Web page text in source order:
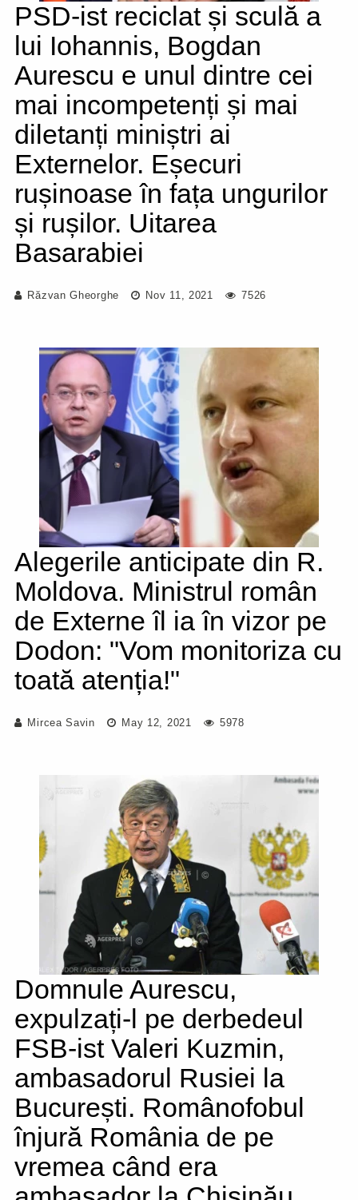
PSD-ist reciclat și sculă a
lui Iohannis, Bogdan
Aurescu e unul dintre cei
mai incompetenți și mai
diletanți miniștri ai
Externelor. Eșecuri
rușinoase în fața ungurilor
și rușilor. Uitarea
Basarabiei
Răzvan Gheorghe Nov 11, 2021 7526
Alegerile anticipate din R.
Moldova. Ministrul român
de Externe îl ia în vizor pe
Dodon: "Vom monitoriza cu
toată atenția!"
Mircea Savin May 12, 2021 5978
Domnule Aurescu,
expulzați-l pe derbedeul
FSB-ist Valeri Kuzmin,
ambasadorul Rusiei la
București. Românofobul
înjură România de pe
vremea când era